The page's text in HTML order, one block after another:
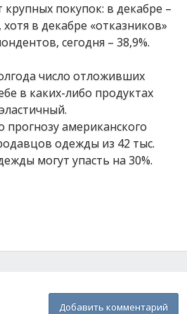
покупок: в декабре –
в декабре «отказников»
сегодня – 38,9%.
число отложивших
в каких-либо продуктах
прогнозу американского
одежды из 42 тыс.
могут упасть на 30%.
Добавить комментарий